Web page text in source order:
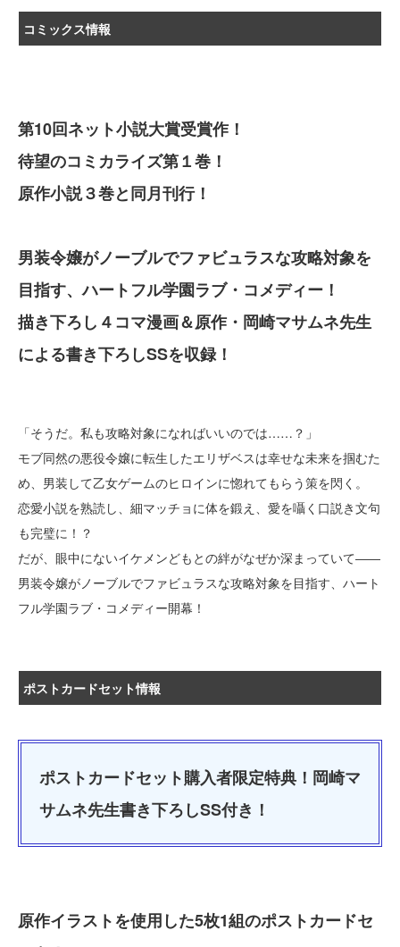
コミックス情報
第10回ネット小説大賞受賞作！
待望のコミカライズ第１巻！
原作小説３巻と同月刊行！
男装令嬢がノーブルでファビュラスな攻略対象を
目指す、ハートフル学園ラブ・コメディー！
描き下ろし４コマ漫画＆原作・岡崎マサムネ先生
による書き下ろしSSを収録！
「そうだ。私も攻略対象になればいいのでは……？」
モブ同然の悪役令嬢に転生したエリザベスは幸せな未来を掴むた
め、男装して乙女ゲームのヒロインに惚れてもらう策を閃く。
恋愛小説を熟読し、細マッチョに体を鍛え、愛を囁く口説き文句
も完璧に！？
だが、眼中にないイケメンどもとの絆がなぜか深まっていて――
男装令嬢がノーブルでファビュラスな攻略対象を目指す、ハート
フル学園ラブ・コメディー開幕！
ポストカードセット情報
ポストカードセット購入者限定特典！岡崎マ
サムネ先生書き下ろしSS付き！
原作イラストを使用した5枚1組のポストカードセ